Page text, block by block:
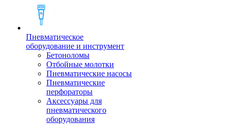
Пневматическое
оборудование и инструмент
Бетоноломы
Отбойные молотки
Пневматические насосы
Пневматические
перфораторы
Аксессуары для
пневматического
оборудования